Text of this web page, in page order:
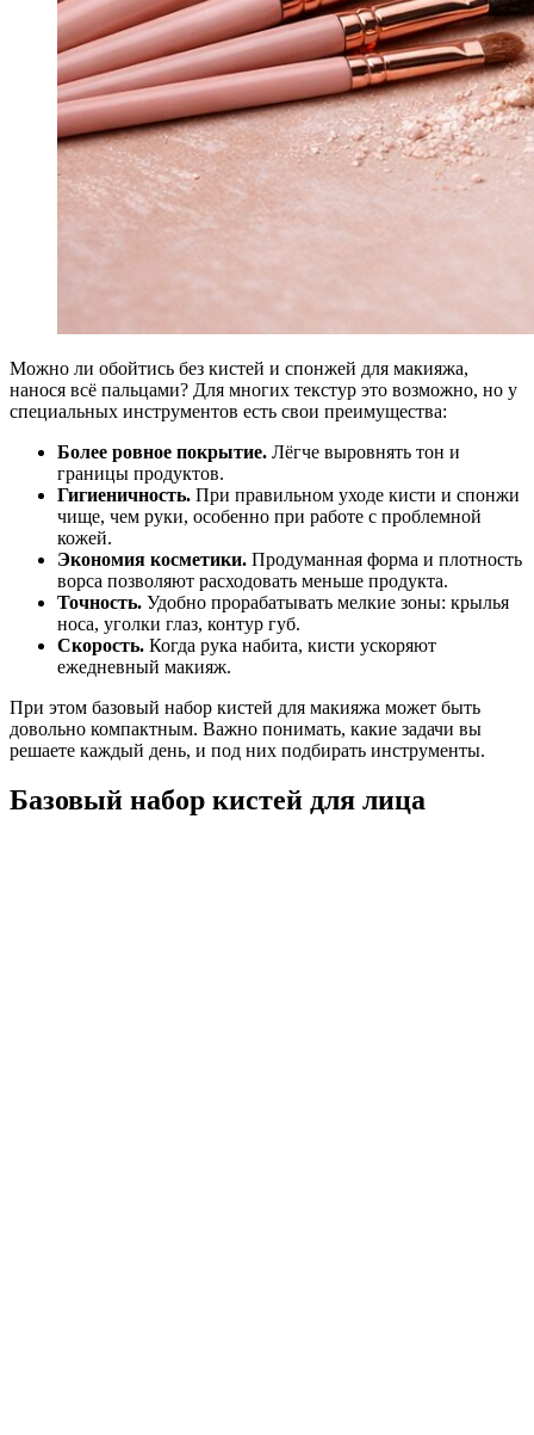
Можно ли обойтись без кистей и спонжей для макияжа,
нанося всё пальцами? Для многих текстур это возможно, но у
специальных инструментов есть свои преимущества:
Более ровное покрытие. Лёгче выровнять тон и
границы продуктов.
Гигиеничность. При правильном уходе кисти и спонжи
чище, чем руки, особенно при работе с проблемной
кожей.
Экономия косметики. Продуманная форма и плотность
ворса позволяют расходовать меньше продукта.
Точность. Удобно прорабатывать мелкие зоны: крылья
носа, уголки глаз, контур губ.
Скорость. Когда рука набита, кисти ускоряют
ежедневный макияж.
При этом базовый набор кистей для макияжа может быть
довольно компактным. Важно понимать, какие задачи вы
решаете каждый день, и под них подбирать инструменты.
Базовый набор кистей для лица